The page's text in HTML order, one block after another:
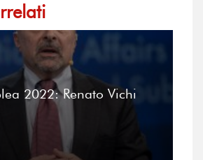
2022: Renato Vichi